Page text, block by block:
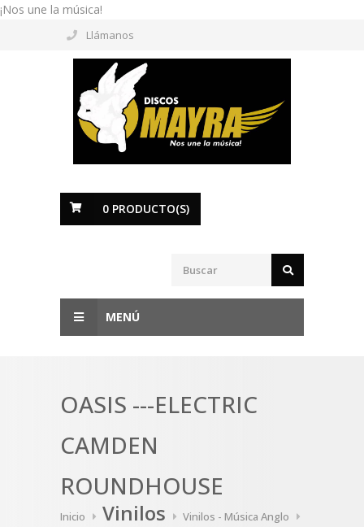
¡Nos une la música!
Llámanos
0 PRODUCTO(S)
MENÚ
OASIS ---ELECTRIC
CAMDEN
ROUNDHOUSE
Inicio Vinilos
Vinilos - Música Anglo